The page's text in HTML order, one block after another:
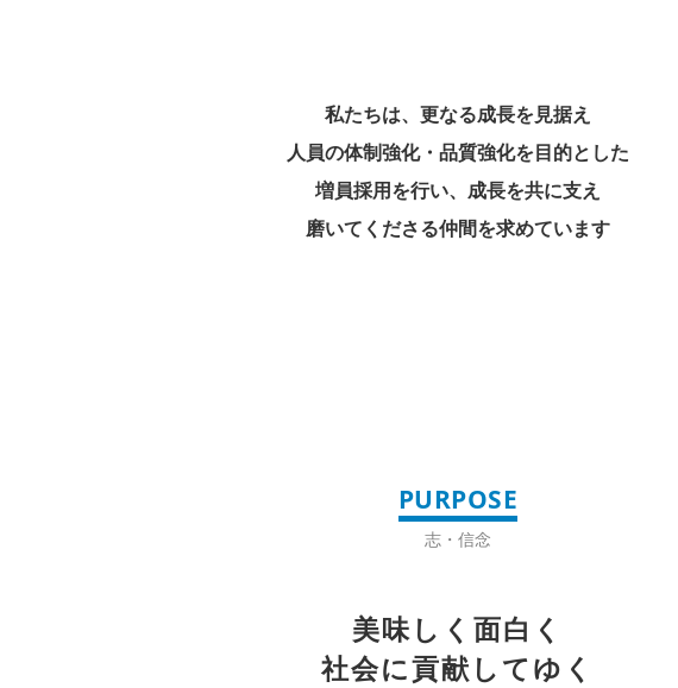
私たちは、更なる成長を見据え
人員の体制強化・品質強化を目的とした
増員採用を行い、成長を共に支え
磨いてくださる仲間を求めています
PURPOSE
志・信念
美味しく面白く
社会に貢献してゆく